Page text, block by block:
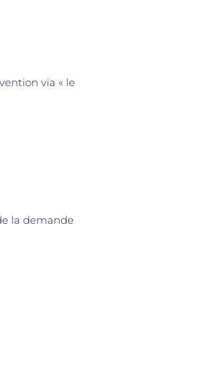
via « le
la demande